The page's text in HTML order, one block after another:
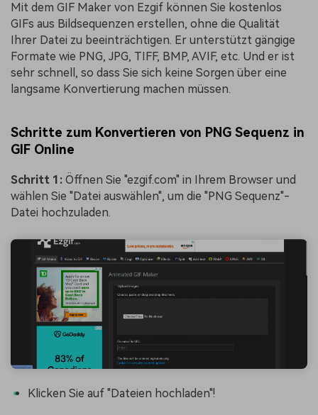
Mit dem GIF Maker von Ezgif können Sie kostenlos
GIFs aus Bildsequenzen erstellen, ohne die Qualität
Ihrer Datei zu beeinträchtigen. Er unterstützt gängige
Formate wie PNG, JPG, TIFF, BMP, AVIF, etc. Und er ist
sehr schnell, so dass Sie sich keine Sorgen über eine
langsame Konvertierung machen müssen.
Schritte zum Konvertieren von PNG Sequenz in
GIF Online
Schritt 1: Öffnen Sie "ezgif.com" in Ihrem Browser und
wählen Sie "Datei auswählen", um die "PNG Sequenz"-
Datei hochzuladen.
Klicken Sie auf "Dateien hochladen"!